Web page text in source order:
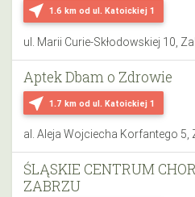
near_me 1.6 km od ul. Katoickiej 1
ul. Marii Curie-Skłodowskiej 10,
near_me 1.7 km od ul. Katoickiej 1
Aptek Dbam o Zdrowie
al. Aleja Wojciecha Korfantego 5,
ŚLĄSKIE CENTRUM
ZABRZU